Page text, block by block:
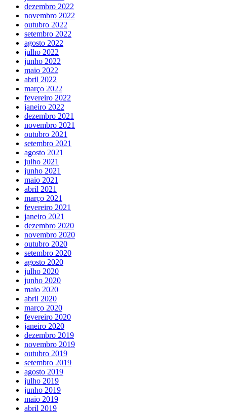
dezembro 2022
novembro 2022
outubro 2022
setembro 2022
agosto 2022
julho 2022
junho 2022
maio 2022
abril 2022
março 2022
fevereiro 2022
janeiro 2022
dezembro 2021
novembro 2021
outubro 2021
setembro 2021
agosto 2021
julho 2021
junho 2021
maio 2021
abril 2021
março 2021
fevereiro 2021
janeiro 2021
dezembro 2020
novembro 2020
outubro 2020
setembro 2020
agosto 2020
julho 2020
junho 2020
maio 2020
abril 2020
março 2020
fevereiro 2020
janeiro 2020
dezembro 2019
novembro 2019
outubro 2019
setembro 2019
agosto 2019
julho 2019
junho 2019
maio 2019
abril 2019